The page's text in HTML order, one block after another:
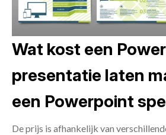
Wat kost een
presentatie laten
een Powerpoint
De prijs is afhankelijk van